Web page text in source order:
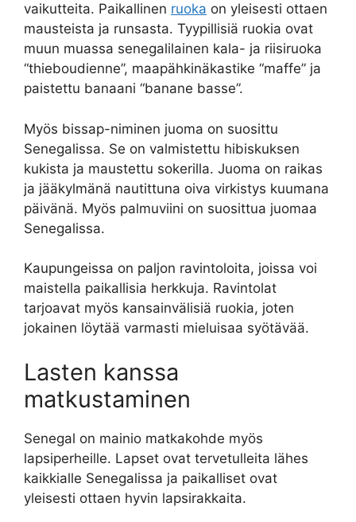
vaikutteita. Paikallinen ruoka on yleisesti ottaen
mausteista ja runsasta. Tyypillisiä ruokia ovat
muun muassa senegalilainen kala- ja riisiruoka
“thieboudienne”, maapähkinäkastike “maffe” ja
paistettu banaani “banane basse”.
Myös bissap-niminen juoma on suosittu
Senegalissa. Se on valmistettu hibiskuksen
kukista ja maustettu sokerilla. Juoma on raikas
ja jääkylmänä nautittuna oiva virkistys kuumana
päivänä. Myös palmuviini on suosittua juomaa
Senegalissa.
Kaupungeissa on paljon ravintoloita, joissa voi
maistella paikallisia herkkuja. Ravintolat
tarjoavat myös kansainvälisiä ruokia, joten
jokainen löytää varmasti mieluisaa syötävää.
Lasten kanssa
matkustaminen
Senegal on mainio matkakohde myös
lapsiperheille. Lapset ovat tervetulleita lähes
kaikkialle Senegalissa ja paikalliset ovat
yleisesti ottaen hyvin lapsirakkaita.